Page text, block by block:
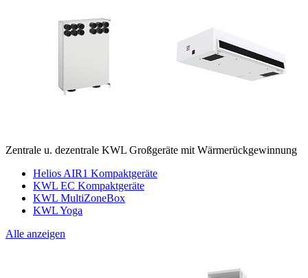
Zentrale u. dezentrale KWL Großgeräte mit Wärmerückgewinnung
Helios AIR1 Kompaktgeräte
KWL EC Kompaktgeräte
KWL MultiZoneBox
KWL Yoga
Alle anzeigen